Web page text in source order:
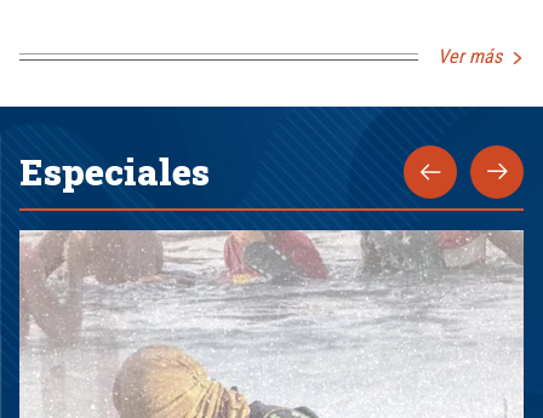
Ver más
Especiales